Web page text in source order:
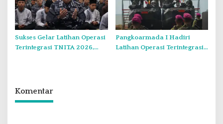
Sukses Gelar Latihan Operasi
Terintegrasi TNITA 2026,
Pangkoarmada I Hadiri
Latihan Operasi Terintegrasi
Komentar